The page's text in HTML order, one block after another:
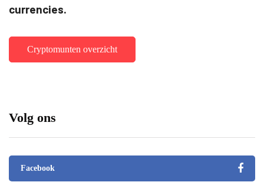
currencies.
Cryptomunten overzicht
Volg ons
Facebook